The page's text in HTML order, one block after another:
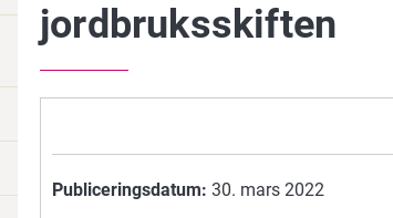
jordbruksskiften
Publiceringsdatum: 30. mars 2022